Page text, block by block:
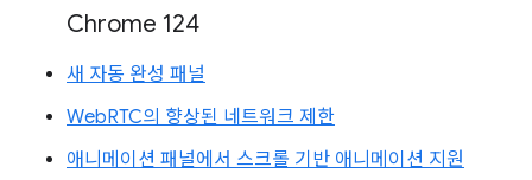
Chrome 124
새 자동 완성 패널
WebRTC의 향상된 네트워크 제한
애니메이션 패널에서 스크롤 기반 애니메이션 지원